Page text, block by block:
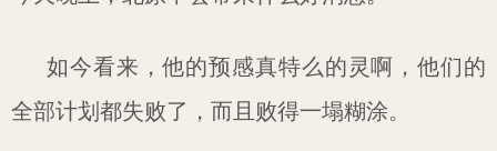
如今看来，他的预感真特么的灵啊，他们的
全部计划都失败了，而且败得一塌糊涂。